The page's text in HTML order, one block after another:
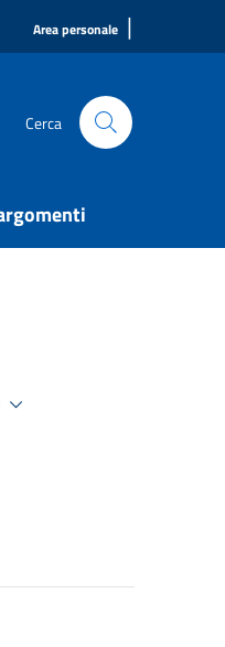
Area personale |
Cerca